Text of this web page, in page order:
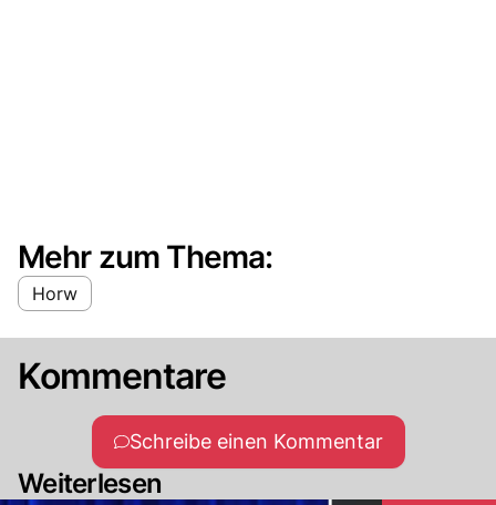
Mehr zum Thema:
Horw
Kommentare
Schreibe einen Kommentar
Weiterlesen